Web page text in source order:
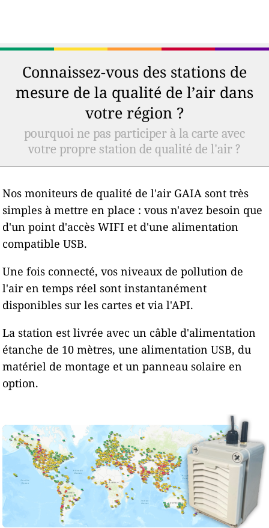
Connaissez-vous des stations de
mesure de la qualité de l’air dans
votre région ?
pourquoi ne pas participer à la carte avec
votre propre station de qualité de l'air ?
Nos moniteurs de qualité de l'air GAIA sont très
simples à mettre en place : vous n'avez besoin que
d'un point d'accès WIFI et d'une alimentation
compatible USB.
Une fois connecté, vos niveaux de pollution de
l'air en temps réel sont instantanément
disponibles sur les cartes et via l'API.
La station est livrée avec un câble d'alimentation
étanche de 10 mètres, une alimentation USB, du
matériel de montage et un panneau solaire en
option.